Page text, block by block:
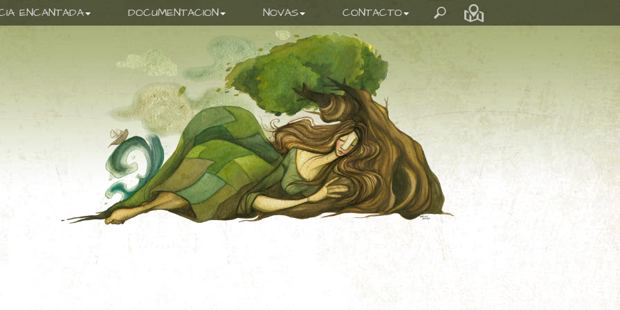
ENCANTADA DOCUMENTACION NOVAS CONTACTO